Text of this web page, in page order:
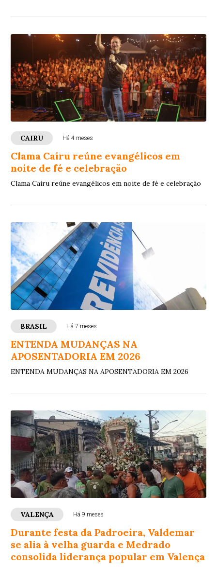
CAIRU Há 4 meses
Clama Cairu reúne evangélicos em
noite de fé e celebração
Clama Cairu reúne evangélicos em noite de fé e celebração
BRASIL Há 7 meses
ENTENDA MUDANÇAS NA
APOSENTADORIA EM 2026
ENTENDA MUDANÇAS NA APOSENTADORIA EM 2026
VALENÇA Há 9 meses
Durante festa da Padroeira, Valdemar
se alia à velha guarda e Medrado
consolida liderança popular em Valença